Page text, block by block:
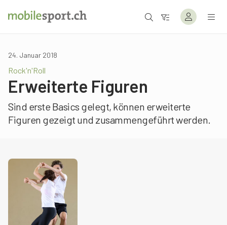
24. Januar 2018
Rock'n'Roll
Erweiterte Figuren
Sind erste Basics gelegt, können erweiterte
Figuren gezeigt und zusammengeführt werden.